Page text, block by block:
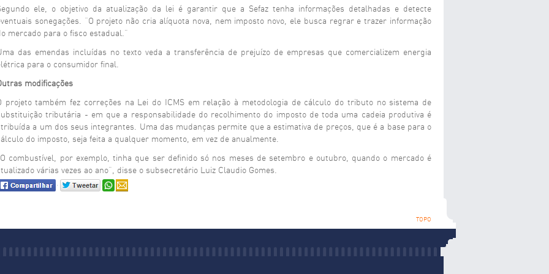
ele, o objetivo da atualização da lei é garantir que a Sefaz tenha informações detalhadas e detecte
sonegações. “O projeto não cria alíquota nova, nem imposto novo, ele busca regrar e trazer informação
mercado para o fisco estadual.”
das emendas incluídas no texto veda a transferência de prejuízo de empresas que comercializem energia
para o consumidor final.
modificações
projeto também fez correções na Lei do ICMS em relação à metodologia de cálculo do tributo no sistema de
tributária - em que a responsabilidade do recolhimento do imposto de toda uma cadeia produtiva é
a um dos seus integrantes. Uma das mudanças permite que a estimativa de preços, que é a base para o
do imposto, seja feita a qualquer momento, em vez de anualmente.
combustível, por exemplo, tinha que ser definido só nos meses de setembro e outubro, quando o mercado é
várias vezes ao ano”, disse o subsecretário Luiz Claudio Gomes.
TOPO